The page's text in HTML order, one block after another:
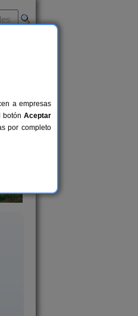
a empresas
botón Aceptar
por completo